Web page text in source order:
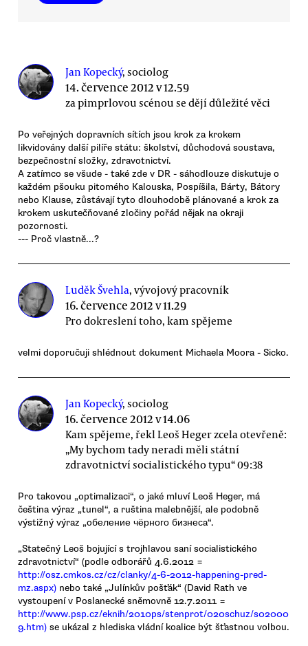
Jan Kopecký, sociolog
14. července 2012 v 12.59
za pimprlovou scénou se dějí důležité věci
Po veřejných dopravních sítích jsou krok za krokem
likvidovány další pilíře státu: školství, důchodová soustava,
bezpečnostní složky, zdravotnictví.
A zatímco se všude - také zde v DR - sáhodlouze diskutuje o
každém pšouku pitomého Kalouska, Pospíšila, Bárty, Bátory
nebo Klause, zůstávají tyto dlouhodobě plánované a krok za
krokem uskutečňované zločiny pořád nějak na okraji
pozornosti.
--- Proč vlastně...?
Luděk Švehla, vývojový pracovník
16. července 2012 v 11.29
Pro dokreslení toho, kam spějeme
velmi doporučuji shlédnout dokument Michaela Moora - Sicko.
Jan Kopecký, sociolog
16. července 2012 v 14.06
Kam spějeme, řekl Leoš Heger zcela otevřeně:
„My bychom tady neradi měli státní
zdravotnictví socialistického typu“ 09:38
Pro takovou „optimalizaci“, o jaké mluví Leoš Heger, má
čeština výraz „tunel“, a ruština malebnější, ale podobně
výstižný výraz „oбеление чёрного бизнесa“.
„Statečný Leoš bojující s trojhlavou saní socialistického
zdravotnictví“ (podle odborářů 4.6.2012 =
http://osz.cmkos.cz/cz/clanky/4-6-2012-happening-pred-
mz.aspx) nebo také „Julínkův pošťák“ (David Rath ve
vystoupení v Poslanecké sněmovně 12.7.2011 =
http://www.psp.cz/eknih/2010ps/stenprot/020schuz/s02000
9.htm) se ukázal z hlediska vládní koalice být šťastnou volbou.